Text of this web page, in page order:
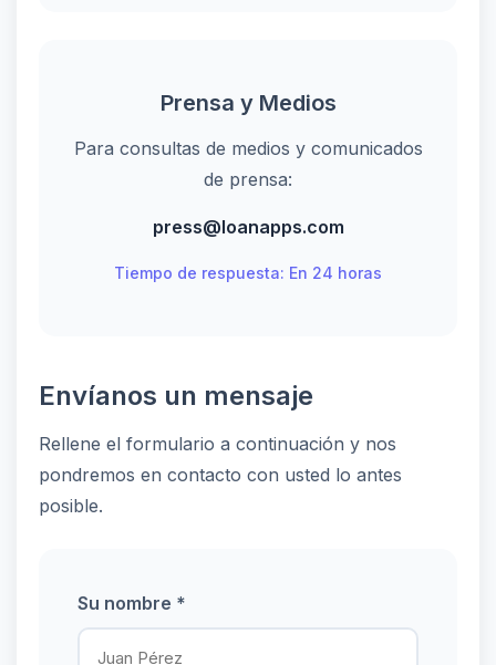
Prensa y Medios
Para consultas de medios y comunicados
de prensa:
press@loanapps.com
Tiempo de respuesta: En 24 horas
Envíanos un mensaje
Rellene el formulario a continuación y nos
pondremos en contacto con usted lo antes
posible.
Su nombre *